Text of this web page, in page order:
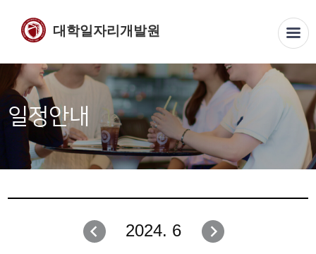
대학일자리개발원
일정안내
2024. 6